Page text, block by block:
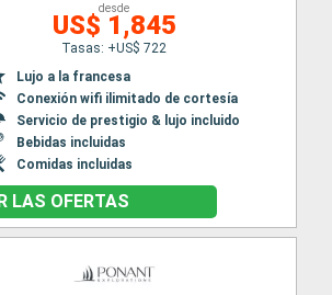
desde
US$ 1,845
Tasas: +US$ 722
Lujo a la francesa
Conexión wifi ilimitado de cortesía
Servicio de prestigio & lujo incluido
Bebidas incluidas
Comidas incluidas
LAS OFERTAS